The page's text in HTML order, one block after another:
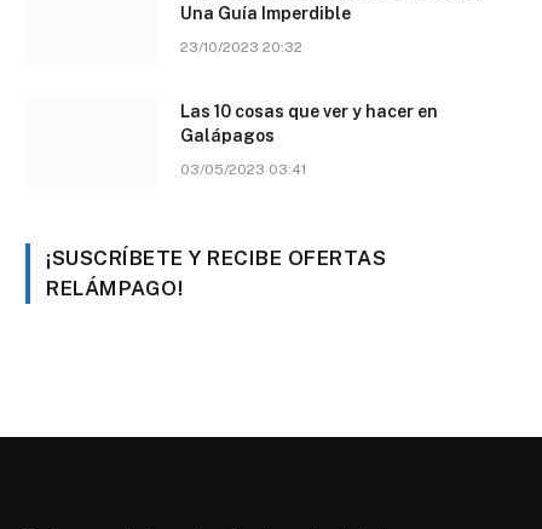
Una Guía Imperdible
23/10/2023 20:32
Las 10 cosas que ver y hacer en
Galápagos
03/05/2023 03:41
¡SUSCRÍBETE Y RECIBE OFERTAS
RELÁMPAGO!